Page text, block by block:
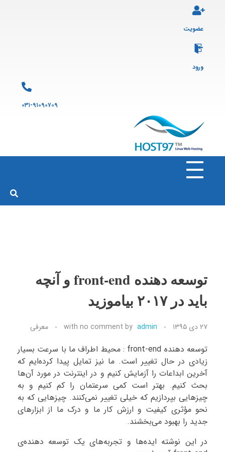
عضویت
ورود
۰۳۱-۹۱۰۹۰۷۰۹
هاست ۹۷ارائه سرویس هاست لینوکس و ثبت دامنه
توسعه دهنده front-end و آنچه
باید در ۲۰۱۷ بیاموزید
۲۷ دی ۱۳۹۵ by admin
with no comment معرفی
توسعه دهنده front-end : محیط اطراف ما با سرعت بسیار
زیادی در حال تغییر است. ما نیز تمایل پیدا کرده‌ایم که
آخرین ابداعات را آزمایش کنیم و در اینترنت در مورد آن‌ها
بحث کنیم. بهتر است کمی سرعتمان را کم کنیم و به
چیزهایی بپردازیم که خیلی تغییر نمی‌کنند. چیزهایی که به
نحو مؤثری کیفیت و ارزش کار ما و درک ما از ابزارهای
جدید را بهبود می‌بخشند.
در این نوشته ایده‌ها و تجربه‌های یک توسعه دهنده‌ی